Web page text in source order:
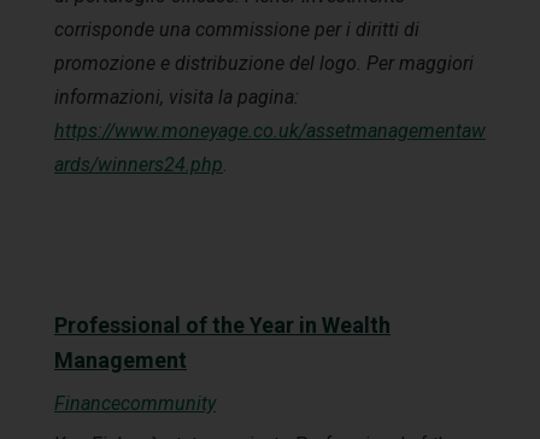
corrisponde una commissione per i diritti di
promozione e distribuzione del logo. Per maggiori
informazioni, visita la pagina:
https://www.moneyage.co.uk/assetmanagementaw
ards/winners24.php.
Professional of the Year in Wealth
Management
Financecommunity